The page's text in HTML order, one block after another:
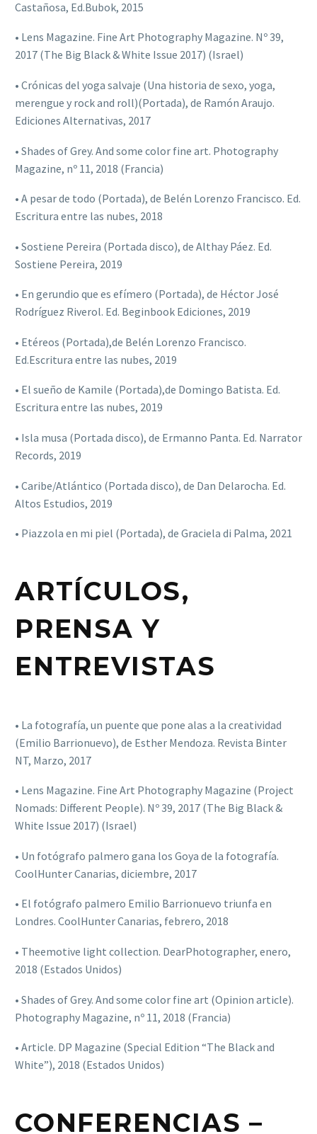
Castañosa, Ed.Bubok, 2015
• Lens Magazine. Fine Art Photography Magazine. Nº 39,
2017 (The Big Black & White Issue 2017) (Israel)
• Crónicas del yoga salvaje (Una historia de sexo, yoga,
merengue y rock and roll)(Portada), de Ramón Araujo.
Ediciones Alternativas, 2017
• Shades of Grey. And some color fine art. Photography
Magazine, nº 11, 2018 (Francia)
• A pesar de todo (Portada), de Belén Lorenzo Francisco. Ed.
Escritura entre las nubes, 2018
• Sostiene Pereira (Portada disco), de Althay Páez. Ed.
Sostiene Pereira, 2019
• En gerundio que es efímero (Portada), de Héctor José
Rodríguez Riverol. Ed. Beginbook Ediciones, 2019
• Etéreos (Portada),de Belén Lorenzo Francisco.
Ed.Escritura entre las nubes, 2019
• El sueño de Kamile (Portada),de Domingo Batista. Ed.
Escritura entre las nubes, 2019
• Isla musa (Portada disco), de Ermanno Panta. Ed. Narrator
Records, 2019
• Caribe/Atlántico (Portada disco), de Dan Delarocha. Ed.
Altos Estudios, 2019
• Piazzola en mi piel (Portada), de Graciela di Palma, 2021
ARTÍCULOS,
PRENSA Y
ENTREVISTAS
• La fotografía, un puente que pone alas a la creatividad
(Emilio Barrionuevo), de Esther Mendoza. Revista Binter
NT, Marzo, 2017
• Lens Magazine. Fine Art Photography Magazine (Project
Nomads: Different People). Nº 39, 2017 (The Big Black &
White Issue 2017) (Israel)
• Un fotógrafo palmero gana los Goya de la fotografía.
CoolHunter Canarias, diciembre, 2017
• El fotógrafo palmero Emilio Barrionuevo triunfa en
Londres. CoolHunter Canarias, febrero, 2018
• Theemotive light collection. DearPhotographer, enero,
2018 (Estados Unidos)
• Shades of Grey. And some color fine art (Opinion article).
Photography Magazine, nº 11, 2018 (Francia)
• Article. DP Magazine (Special Edition “The Black and
White”), 2018 (Estados Unidos)
CONFERENCIAS –